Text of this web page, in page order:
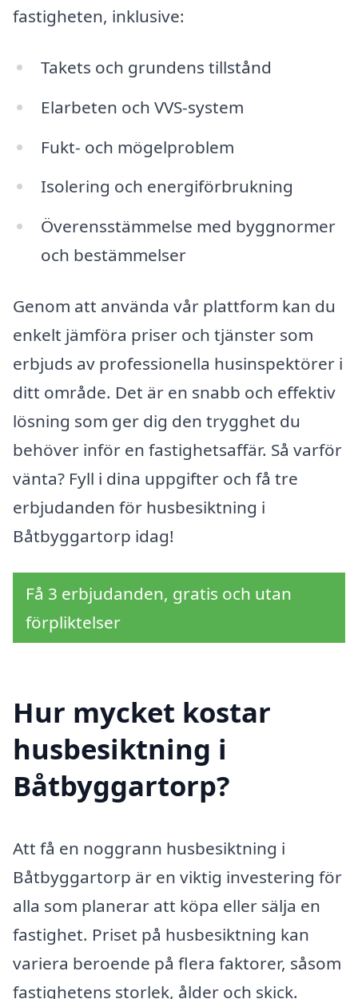
fastigheten, inklusive:
Takets och grundens tillstånd
Elarbeten och VVS-system
Fukt- och mögelproblem
Isolering och energiförbrukning
Överensstämmelse med byggnormer
och bestämmelser
Genom att använda vår plattform kan du
enkelt jämföra priser och tjänster som
erbjuds av professionella husinspektörer i
ditt område. Det är en snabb och effektiv
lösning som ger dig den trygghet du
behöver inför en fastighetsaffär. Så varför
vänta? Fyll i dina uppgifter och få tre
erbjudanden för husbesiktning i
Båtbyggartorp idag!
Få 3 erbjudanden, gratis och utan
förpliktelser
Hur mycket kostar
husbesiktning i
Båtbyggartorp?
Att få en noggrann husbesiktning i
Båtbyggartorp är en viktig investering för
alla som planerar att köpa eller sälja en
fastighet. Priset på husbesiktning kan
variera beroende på flera faktorer, såsom
fastighetens storlek, ålder och skick.